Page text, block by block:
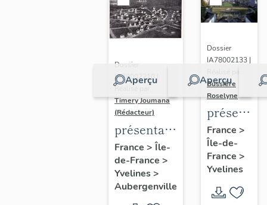
Aperçu
Dossier
IA78002210 |
Réalisé par
Timery Joumana
(Rédacteur)
présentation
de l'étude
d'Elisabethville
France > Île-
de-France >
Yvelines>
Aubergenville
Aperçu
Dossier
IA78002133 |
Bussière
Roselyne
du
diagnostic
et
France >
Île-de-
France >
Yvelines